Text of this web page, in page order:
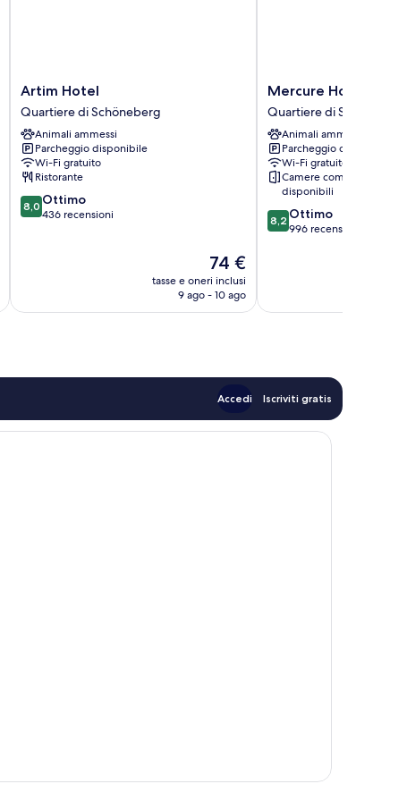
Artim
Hotel
Quartiere
di
Schöneberg
Artim Hotel
Quartiere di Schöneberg
Animali ammessi
Parcheggio disponibile
Wi-Fi gratuito
Ristorante
8.0
su
8,0 Ottimo
436 recensioni
Il
prezzo
attuale
74 €
tasse e oneri inclusi
9 ago - 10 ago
Mercure
Hotel
Berlin
Zentrum
Quartiere
di
Schöneberg
Mercure Hotel
Quartiere di Schöneberg
Animali ammessi
Parcheggio disponibile
Wi-Fi gratuito
Camere comunicanti
disponibili
8.2
su
8,2 Ottimo
996 recensioni
Accedi Iscriviti gratis